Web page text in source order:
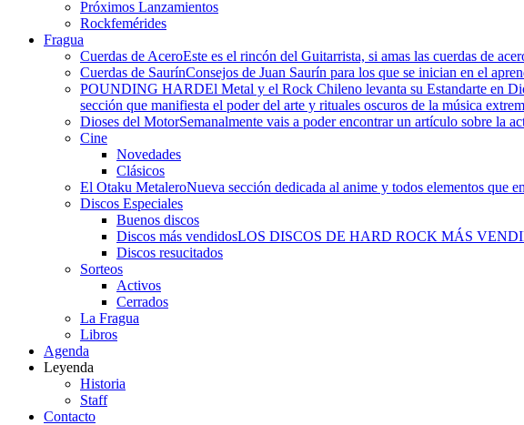
Próximos Lanzamientos
Rockfemérides
Fragua
Cuerdas de AceroEste es el rincón del Guitarrista, si amas las cuerdas de
Cuerdas de SaurínConsejos de Juan Saurín para los que se inician en el
POUNDING HARDEl Metal y el Rock Chileno levanta su Estandarte en
sección que manifiesta el poder del arte y rituales oscuros de la música
Dioses del MotorSemanalmente vais a poder encontrar un artículo sobre la
Cine
Novedades
Clásicos
El Otaku MetaleroNueva sección dedicada al anime y todos elementos que
Discos Especiales
Buenos discos
Discos más vendidosLOS DISCOS DE HARD ROCK MÁS
Discos resucitados
Sorteos
Activos
Cerrados
La Fragua
Libros
Agenda
Leyenda
Historia
Staff
Contacto